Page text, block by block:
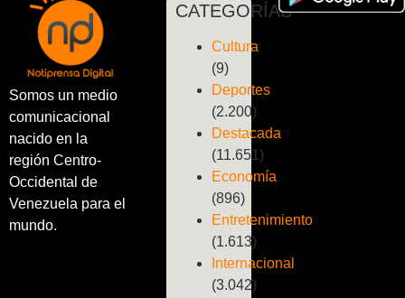
Somos un medio
comunicacional
nacido en la
región Centro-
Occidental de
Venezuela para el
mundo.
CATEGORÍAS
Cultura
(9)
Deportes
(2.200)
Destacada
(11.651)
Economía
(896)
Entretenimiento
(1.613)
Internacional
(3.042)